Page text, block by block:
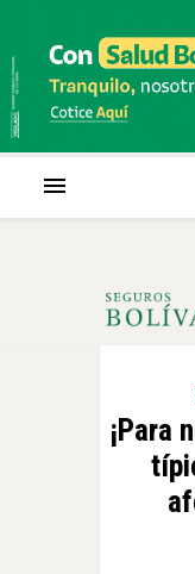
¡Para